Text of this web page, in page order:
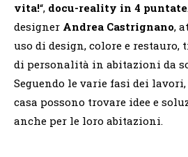
vita!“, docu-reality in 4 puntate
designer Andrea Castrignano,
uso di design, colore e restauro,
di personalità in abitazioni da
Seguendo le varie fasi dei
casa possono trovare idee e
anche per le loro abitazioni.